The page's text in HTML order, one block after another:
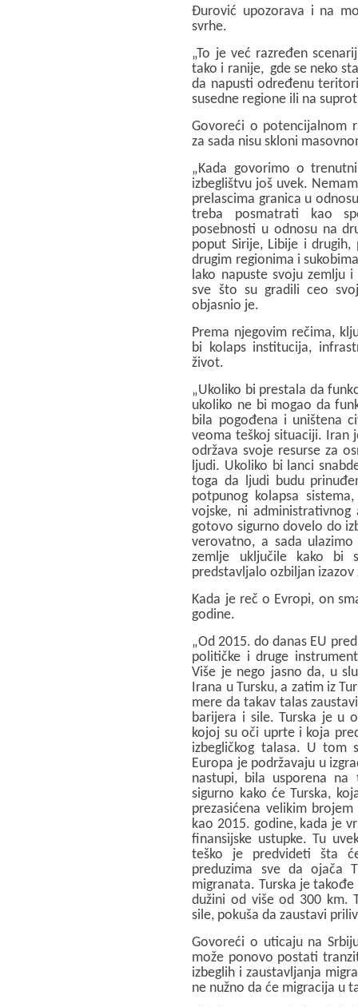
Đurović upozorava i na
svrhe.
„To je već razređen
tako i ranije, gde se neko
da napusti određenu
susedne regione ili na
Govoreći o potencijalnom
za sada nisu skloni
„Kada govorimo o
izbeglištvu još uvek.
prelascima granica u
treba posmatrati kao
posebnosti u odnosu na
poput Sirije, Libije i
drugim regionima i
lako napuste svoju zemlju
sve što su gradili ceo
objasnio je.
Prema njegovim rečima,
bi kolaps institucija,
život.
„Ukoliko bi prestala da
ukoliko ne bi mogao da
bila pogođena i uništena
veoma teškoj situaciji. Iran
održava svoje resurse za
ljudi. Ukoliko bi lanci
toga da ljudi budu
potpunog kolapsa
vojske, ni
gotovo sigurno dovelo do
verovatno, a sada
zemlje uključile kako bi
predstavljalo ozbiljan
Kada je reč o Evropi, on
godine.
„Od 2015. do danas EU
političke i druge
Više je nego jasno da, u
Irana u Tursku, a zatim iz
mere da takav talas
barijera i sile. Turska je u
kojoj su oči uprte i koja
izbegličkog talasa. U tom
Europa je podržavaju u
nastupi, bila usporena
sigurno kako će Turska,
prezasićena velikim
kao 2015. godine, kada je
finansijske ustupke. Tu
teško je predvideti šta
preduzima sve da ojača
migranata. Turska je
dužini od više od 300 km.
sile, pokuša da zaustavi
Govoreći o uticaju na
može ponovo postati
izbeglih i zaustavljanja
ne nužno da će migracija u